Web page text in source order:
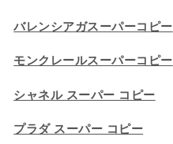
バレンシアガスーパーコピー
モンクレールスーパーコピー
シャネル スーパー コピー
プラダ スーパー コピー